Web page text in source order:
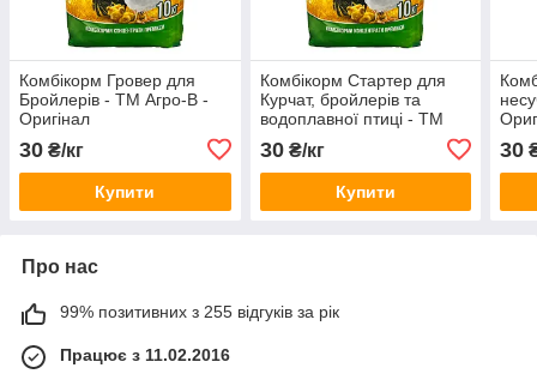
Комбікорм Гровер для
Бройлерів - ТМ Агро-В -
Оригінал
30 ₴/кг
Купити
Комбікорм Стартер для
Курчат, бройлерів та
водоплавної птиці - ТМ
30₴/кг
Купити
30
Про нас
99% позитивних з 255 відгуків за рік
Працює з 11.02.2016